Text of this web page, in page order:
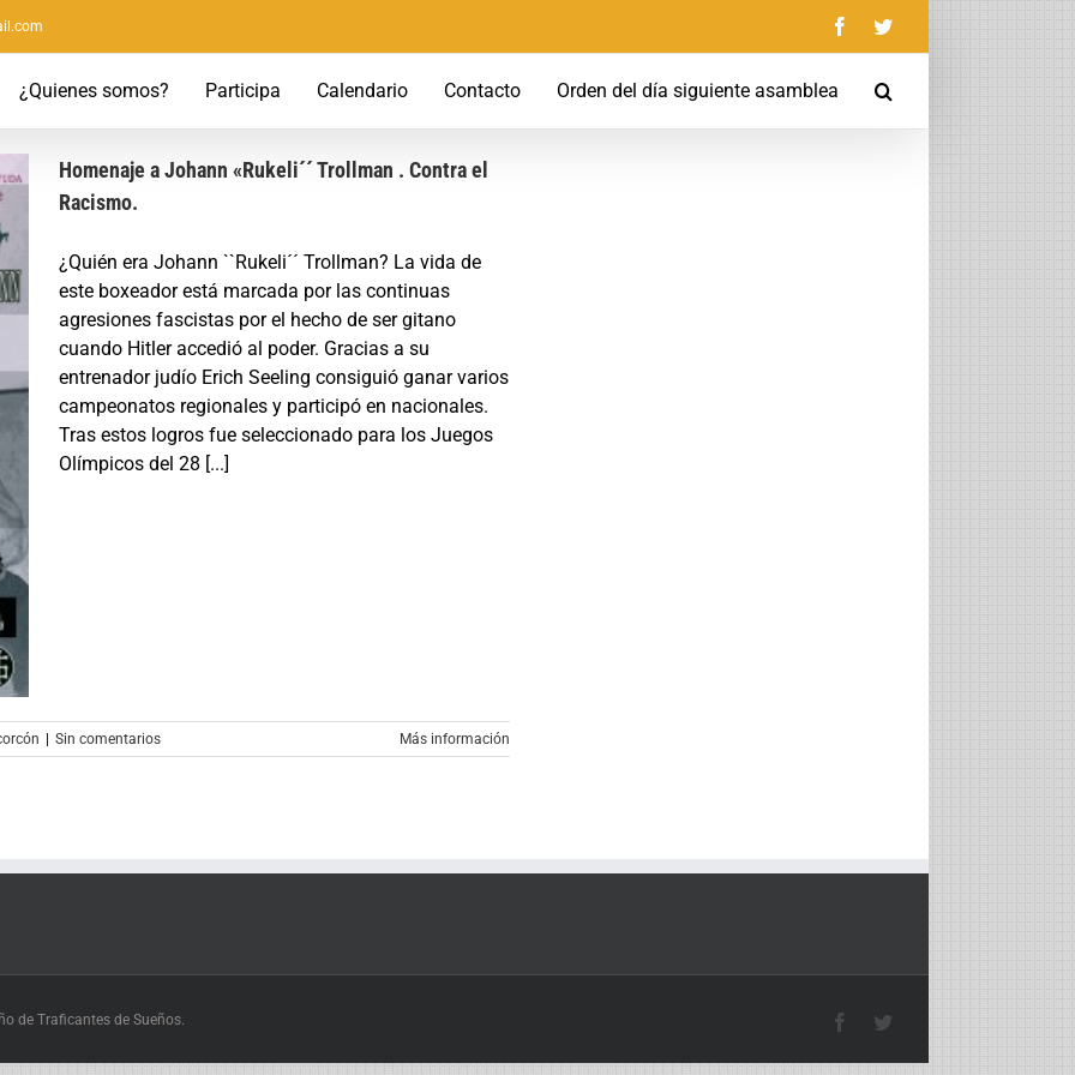
FacebookTwitter
¿Quienes somos? Participa Calendario Contacto Orden del día siguiente asamblea
Homenaje a Johann «Rukeli´´ Trollman . Contra el
Racismo.
¿Quién era Johann ``Rukeli´´ Trollman? La vida de
este boxeador está marcada por las continuas
agresiones fascistas por el hecho de ser gitano
cuando Hitler accedió al poder. Gracias a su
entrenador judío Erich Seeling consiguió ganar varios
campeonatos regionales y participó en nacionales.
Tras estos logros fue seleccionado para los Juegos
Olímpicos del 28 [...]
| Sin comentarios Más información
de Traficantes de Sueños. FacebookTwitter